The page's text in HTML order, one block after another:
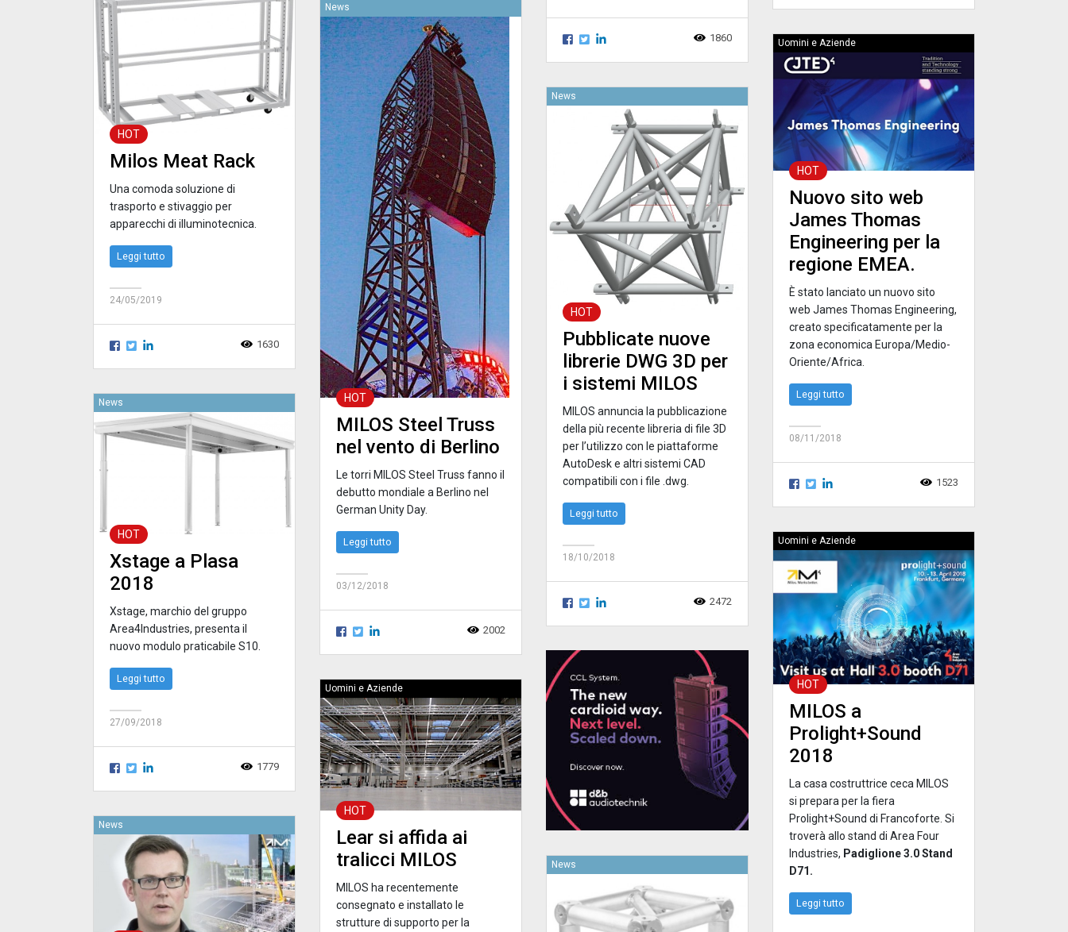
1860
HOT
Milos Meat Rack
Una comoda soluzione di
trasporto e stivaggio per
apparecchi di illuminotecnica.
Leggi tutto
24/05/2019
1630
News
HOT
MILOS Steel Truss
nel vento di Berlino
Le torri MILOS Steel Truss fanno il
debutto mondiale a Berlino nel
German Unity Day.
Leggi tutto
03/12/2018
2002
Uomini e Aziende
HOT
Nuovo sito web
James Thomas
Engineering per la
regione EMEA.
È stato lanciato un nuovo sito
web James Thomas Engineering,
creato specificatamente per la
zona economica Europa/Medio-
Oriente/Africa.
Leggi tutto
08/11/2018
1523
News
HOT
Pubblicate nuove
librerie DWG 3D per
i sistemi MILOS
MILOS annuncia la pubblicazione
della più recente libreria di file 3D
per l’utilizzo con le piattaforme
AutoDesk e altri sistemi CAD
compatibili con i file .dwg.
Leggi tutto
18/10/2018
2472
News
HOT
Xstage a Plasa
2018
Xstage, marchio del gruppo
Area4Industries, presenta il
nuovo modulo praticabile S10.
Leggi tutto
27/09/2018
1779
Uomini e Aziende
HOT
MILOS a
Prolight+Sound
2018
La casa costruttrice ceca MILOS
si prepara per la fiera
Prolight+Sound di Francoforte. Si
troverà allo stand di Area Four
Industries, Padiglione 3.0 Stand
D71.
Leggi tutto
Uomini e Aziende
HOT
Lear si affida ai
tralicci MILOS
MILOS ha recentemente
consegnato e installato le
strutture di supporto per la
News
News